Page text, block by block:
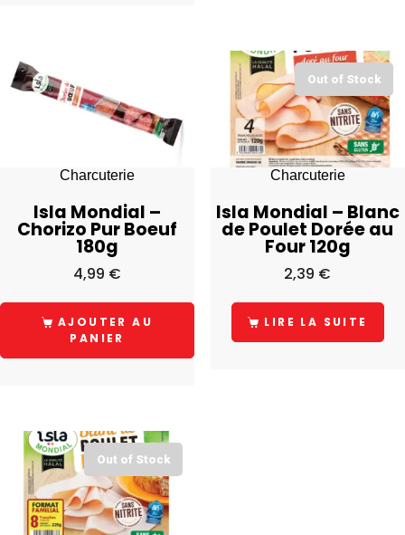
Charcuterie
Isla Mondial –
Chorizo Pur Boeuf
180g
4,99 €
AJOUTER AU
PANIER
Out of Stock
Charcuterie
Isla Mondial – Blanc
de Poulet Dorée au
Four 120g
2,39 €
LIRE LA SUITE
Out of Stock